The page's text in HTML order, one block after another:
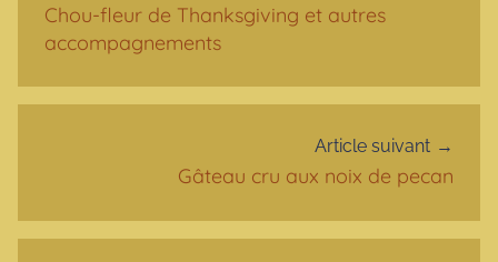
Chou-fleur de Thanksgiving et autres
accompagnements
Article suivant
Gâteau cru aux noix de pecan